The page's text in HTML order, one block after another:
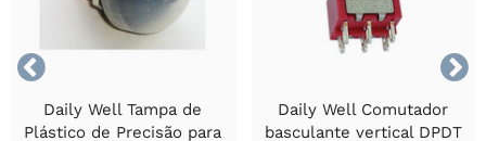


Daily Well Tampa de
Plástico de Precisão para
Daily Well Comutador
basculante vertical DPDT